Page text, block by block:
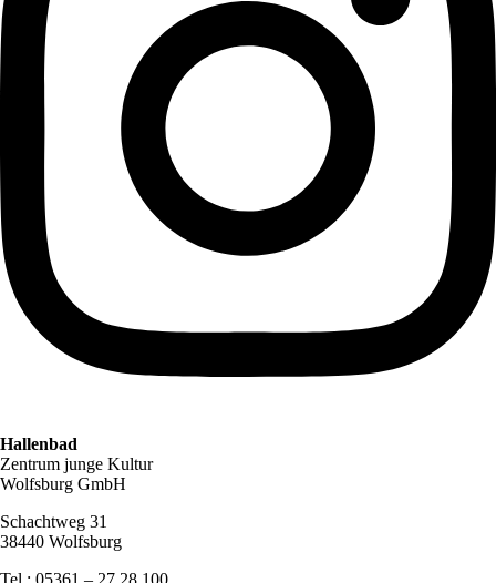
Hallenbad
Zentrum junge Kultur
Wolfsburg GmbH
Schachtweg 31
38440 Wolfsburg